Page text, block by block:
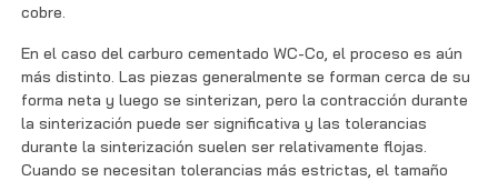
cobre.
En el caso del carburo cementado WC-Co, el proceso es aún
más distinto. Las piezas generalmente se forman cerca de su
forma neta y luego se sinterizan, pero la contracción durante
la sinterización puede ser significativa y las tolerancias
durante la sinterización suelen ser relativamente flojas.
Cuando se necesitan tolerancias más estrictas, el tamaño